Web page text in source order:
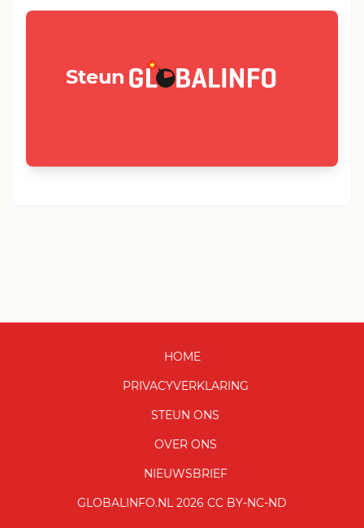
Steun GLOBALINFO.nl
HOME
PRIVACYVERKLARING
STEUN ONS
OVER ONS
NIEUWSBRIEF
GLOBALINFO.NL 2026 CC BY-NC-ND